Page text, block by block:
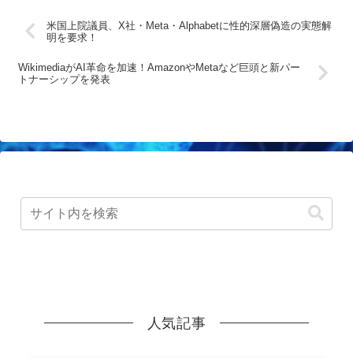
米国上院議員、X社・Meta・Alphabetに性的深層偽造の実態解
明を要求！
WikimediaがAI革命を加速！AmazonやMetaなど巨頭と新パー
トナーシップを発表
人気記事